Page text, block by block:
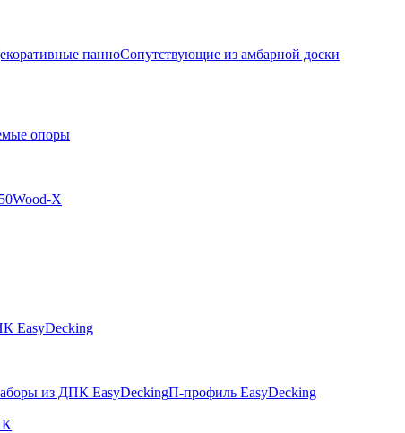
панноСопутствующие из амбарной доски
опоры
Wood-X
EasyDecking
из ДПК EasyDeckingП-профиль EasyDecking